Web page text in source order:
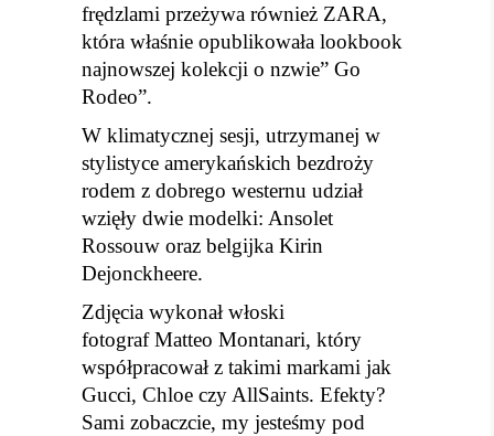
frędzlami przeżywa również ZARA,
która właśnie opublikowała lookbook
najnowszej kolekcji o nzwie” Go
Rodeo”.
W klimatycznej sesji, utrzymanej w
stylistyce amerykańskich bezdroży
rodem z dobrego westernu udział
wzięły dwie modelki: Ansolet
Rossouw oraz belgijka Kirin
Dejonckheere.
Zdjęcia wykonał włoski
fotograf Matteo Montanari, który
współpracował z takimi markami jak
Gucci, Chloe czy AllSaints. Efekty?
Sami zobaczcie, my jesteśmy pod